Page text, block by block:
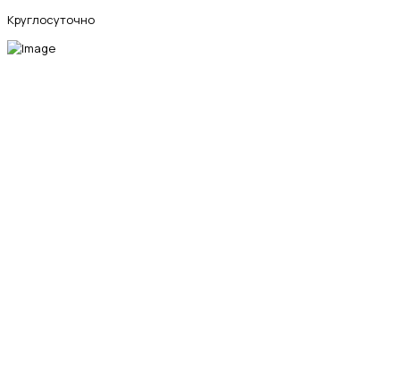
Круглосуточно